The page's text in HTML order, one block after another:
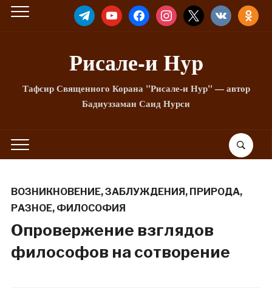
TELEGRAMYOUTUBEFACEBOOKINSTAGRAM
X VKONTAKTE
Рисале-и Hyp
Тафсир Священного Корана "Рисале-и Нур" — автор
Бадиуззаман Саид Нурси
ВОЗНИКНОВЕНИЕ,ЗАБЛУЖДЕНИЯ, ПРИРОДА,
РАЗНОЕ, ФИЛОСОФИЯ
Опровержение взглядов
философов на сотворение